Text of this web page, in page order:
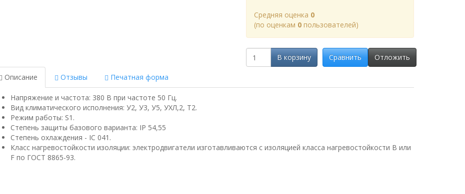
Cредняя оценка 0
(по оценкам 0 пользователей)
В корзину Сравнить Отложить
Описание Отзывы Печатная форма
Напряжение и частота: 380 В при частоте 50 Гц.
Вид климатического исполнения: У2, У3, У5, УХЛ,2, Т2.
Режим работы: S1.
Степень защиты базового варианта: IP 54,55
Степень охлаждения - IC 041.
Класс нагревостойкости изоляции: электродвигатели изготавливаются с изоляцией класса нагревостойкости В или
F по ГОСТ 8865-93.